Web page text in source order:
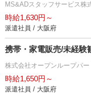
MS&ADスタッフサービス株
時給1,630円～
派遣社員 / 大阪府
携帯・家電販売/未経験
株式会社オープンループパ
時給1,650円～
派遣社員 / 大阪府